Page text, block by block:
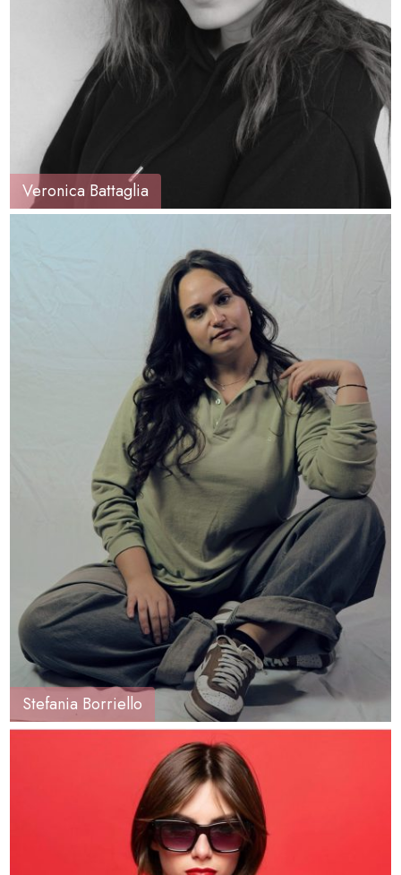
Veronica Battaglia
Stefania Borriello